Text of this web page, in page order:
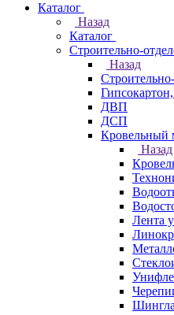
Каталог
Назад
Каталог
Строительно-
Назад
ДВП
ДСП
Кровельный
Назад
Лента